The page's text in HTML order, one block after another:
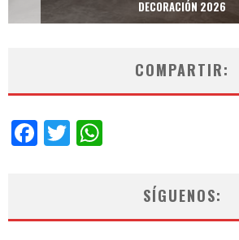
DECORACIÓN 2026
COMPARTIR:
Facebook
Twitter
SÍGUENOS: